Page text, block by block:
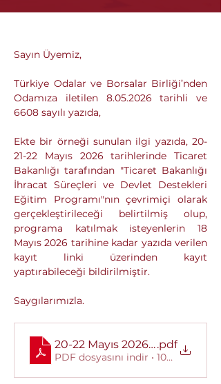
Sayın Üyemiz,
Türkiye Odalar ve Borsalar Birliği’nden
Odamıza iletilen 8.05.2026 tarihli ve
6608 sayılı yazıda,
Ekte bir örneği sunulan ilgi yazıda, 20-
21-22 Mayıs 2026 tarihlerinde Ticaret
Bakanlığı tarafından "Ticaret Bakanlığı
İhracat Süreçleri ve Devlet Destekleri
Eğitim Programı"nın çevrimiçi olarak
gerçekleştirileceği belirtilmiş olup,
programa katılmak isteyenlerin 18
Mayıs 2026 tarihine kadar yazıda verilen
kayıt linki üzerinden kayıt
yaptırabileceği bildirilmiştir.
Saygılarımızla.
20-22 Mayıs 2026 Eğitim
.pdf
PDF dosyasını indir • 108KB